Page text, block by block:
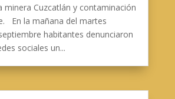
minera Cuzcatlán y contaminación
En la mañana del martes
habitantes denunciaron
sociales un...